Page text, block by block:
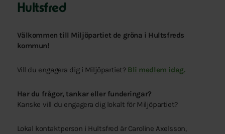
Hultsfred
Välkommen till Miljöpartiet de gröna i Hultsfreds
kommun!
Vill du engagera dig i Miljöpartiet? Bli medlem idag.
Har du frågor, tankar eller funderingar?
Kanske vill du engagera dig lokalt för Miljöpartiet?
Lokal kontaktperson i Hultsfred är Caroline Axelsson,